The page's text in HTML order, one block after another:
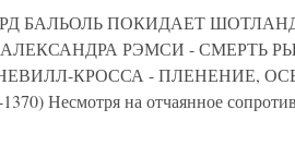
БАЛЬОЛЬ ПОКИДАЕТ
РЭМСИ - СМЕРТЬ
КРОССА - ПЛЕНЕНИЕ,
Несмотря на отчаянное